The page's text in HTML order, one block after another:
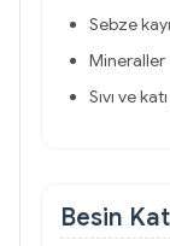
Sebze
Mineraller
Sıvı ve
Besin